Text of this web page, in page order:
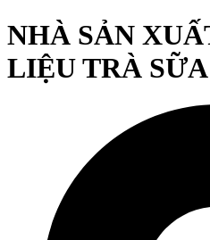
NHÀ SẢN
LIỆU TRÀ